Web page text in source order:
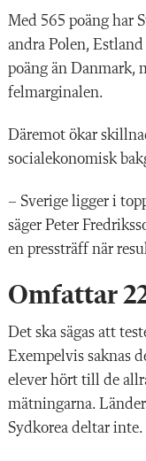
Med 565 poäng har
andra Polen,
poäng än Danmark,
felmarginalen.
Däremot ökar
socialekonomisk
– Sverige ligger i
säger Peter
en pressträff när
Omfattar
Det ska sägas att
Exempelvis saknas
elever hört till de
mätningarna.
Sydkorea deltar inte.